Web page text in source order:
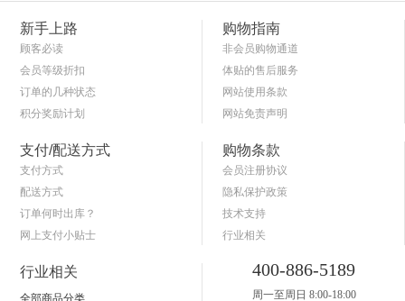
新手上路
顾客必读
会员等级折扣
订单的几种状态
积分奖励计划
购物指南
非会员购物通道
体贴的售后服务
网站使用条款
网站免责声明
支付/配送方式
支付方式
配送方式
订单何时出库？
网上支付小贴士
购物条款
会员注册协议
隐私保护政策
技术支持
行业相关
行业相关
全部商品分类
400-886-5189
周一至周日 8:00-18:00